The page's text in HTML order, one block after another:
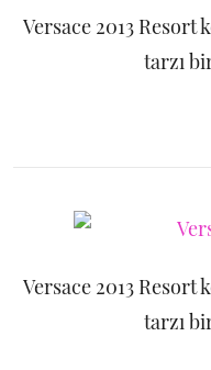
Versace 2013
tarzı
Versace 2013
tarzı